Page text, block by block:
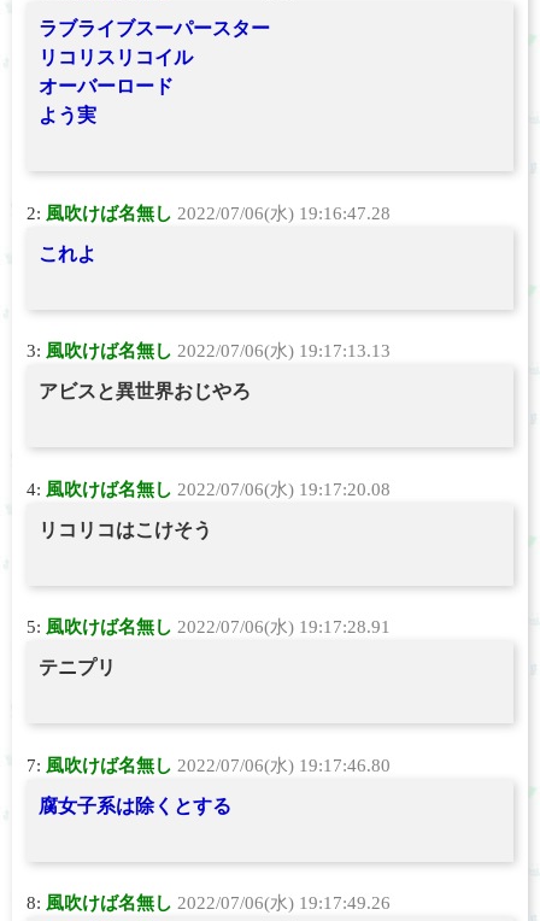
ラブライブスーパースター
リコリスリコイル
オーバーロード
よう実
2: 風吹けば名無し 2022/07/06(水) 19:16:47.28
これよ
3: 風吹けば名無し 2022/07/06(水) 19:17:13.13
アビスと異世界おじやろ
4: 風吹けば名無し 2022/07/06(水) 19:17:20.08
リコリコはこけそう
5: 風吹けば名無し 2022/07/06(水) 19:17:28.91
テニプリ
7: 風吹けば名無し 2022/07/06(水) 19:17:46.80
腐女子系は除くとする
8: 風吹けば名無し 2022/07/06(水) 19:17:49.26